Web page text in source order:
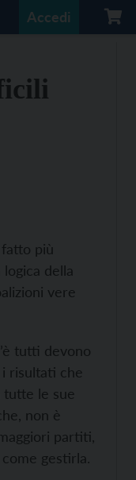
Accedi
più
della
vere
tutti devono
risultati che
tutte le sue
non è
partiti,
gestirla.